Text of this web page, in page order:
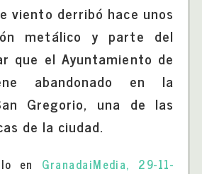
viento derribó hace unos
metálico y parte del
que el Ayuntamiento de
abandonado en la
Gregorio, una de las
de la ciudad.
en GranadaiMedia, 29-11-